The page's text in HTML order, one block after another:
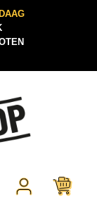
hebt 0 items op